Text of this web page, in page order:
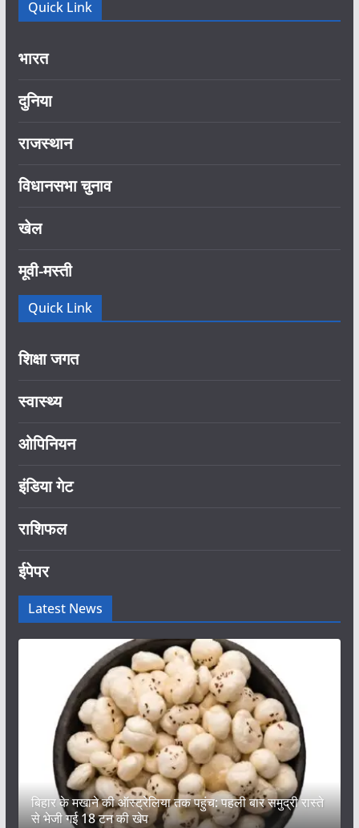
Quick Link
भारत
दुनिया
राजस्थान
विधानसभा चुनाव
खेल
मूवी-मस्ती
Quick Link
शिक्षा जगत
स्वास्थ्य
ओपिनियन
इंडिया गेट
राशिफल
ईपेपर
Latest News
बिहार के मखाने की ऑस्ट्रेलिया तक पहुंच: पहली बार समुद्री रास्ते
से भेजी गई 18 टन की खेप